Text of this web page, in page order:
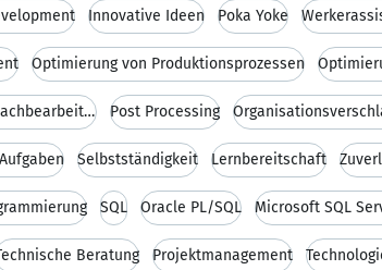
Innovative Ideen Poka Yoke
Optimierung von Produktionsprozessen
Expertise in Additive Manufacturing Nachbearbeitun Post Processing
Selbstständigkeit Lernbereitschaft
SQL Oracle PL/SQL Microsoft SQL
Beratung Projektmanagement